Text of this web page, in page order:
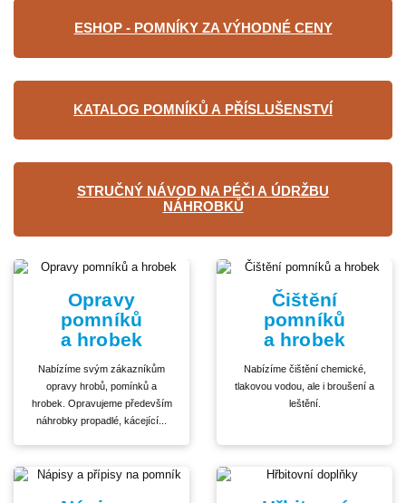
ESHOP - POMNÍKY ZA VÝHODNÉ CENY
KATALOG POMNÍKŮ A PŘÍSLUŠENSTVÍ
STRUČNÝ NÁVOD NA PÉČI A ÚDRŽBU
NÁHROBKŮ
Opravy
pomníků
a hrobek
Nabízíme svým zákazníkům
opravy hrobů, pomínků a
hrobek. Opravujeme především
náhrobky propadlé, kácející...
Čištění
pomníků
a hrobek
Nabízíme čištění chemické,
tlakovou vodou, ale i broušení a
leštění.